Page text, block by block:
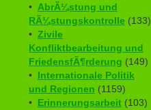
• AbrÃ¼stung und
RÃ¼stungskontrolle (133)
• Zivile
Konfliktbearbeitung und
FriedensfÃ¶rderung (149)
• Internationale Politik
und Regionen (1159)
• Erinnerungsarbeit (103)